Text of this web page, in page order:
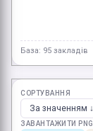
База: 95 закладів
СОРТУВАННЯ
ЗАВАНТАЖИТИ PNG